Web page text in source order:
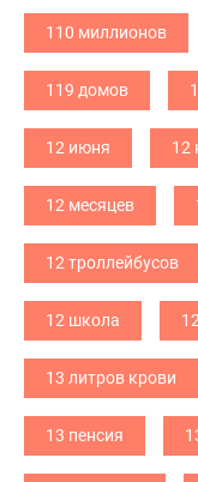
110 миллионов
119 домов
12 июня 12
12 месяцев
12 троллейбусов
12 школа
13 литров крови
13 пенсия